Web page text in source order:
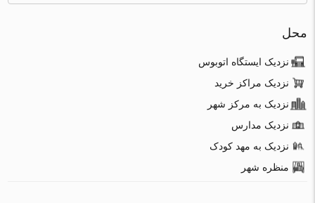
محل
نزدیک ایستگاه اتوبوس
نزدیک مراکز خرید
نزدیک به مرکز شهر
نزدیک مدارس
نزدیک به مهد کودک
منظره شهر